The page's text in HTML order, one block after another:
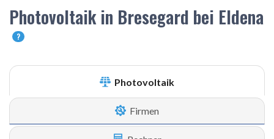
Photovoltaik in Bresegard bei Eldena
?
Photovoltaik
Firmen